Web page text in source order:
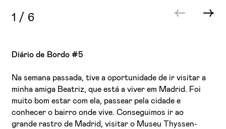
1 / 6
Diário de Bordo #5
Na semana passada, tive a oportunidade de ir visitar a
minha amiga Beatriz, que está a viver em Madrid. Foi
muito bom estar com ela, passear pela cidade e
conhecer o bairro onde vive. Conseguimos ir ao
grande rastro de Madrid, visitar o Museu Thyssen-